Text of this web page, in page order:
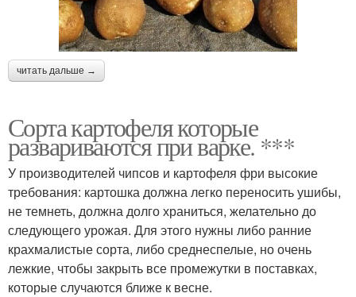
читать дальше →
Сорта картофеля которые
развариваются при варке. ***
У производителей чипсов и картофеля фри высокие
требования: картошка должна легко переносить ушибы,
не темнеть, должна долго храниться, желательно до
следующего урожая. Для этого нужны либо ранние
крахмалистые сорта, либо среднеспелые, но очень
лежкие, чтобы закрыть все промежутки в поставках,
которые случаются ближе к весне.